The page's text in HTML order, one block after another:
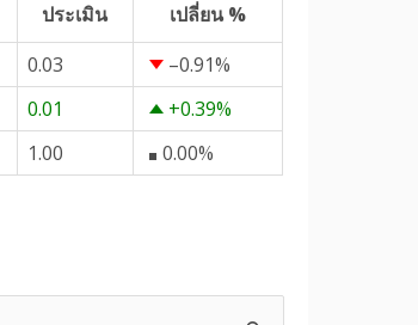
ประเมิน
เปลี่ยน %
0.03 –0.91%
0.01 +0.39%
1.00 0.00%